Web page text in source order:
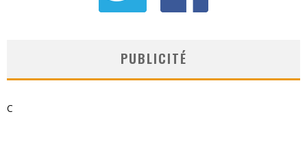
PUBLICITÉ
C